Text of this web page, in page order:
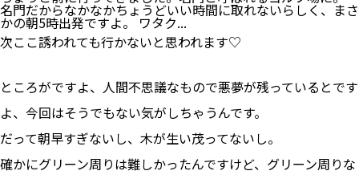
名門だからなかなかちょうどいい時間に取れないらしく、まさ
かの朝5時出発ですよ。 ワタク...
次ここ誘われても行かないと思われます♡
ところがですよ、人間不思議なもので悪夢が残っているとです
よ、今回はそうでもない気がしちゃうんです。
だって朝早すぎないし、木が生い茂ってないし。
確かにグリーン周りは難しかったんですけど、グリーン周りな